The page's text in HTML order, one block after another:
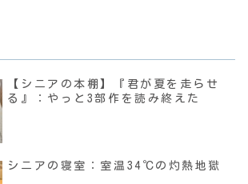
【シニアの本棚】『君が夏を走らせ
る』：やっと3部作を読み終えた
シニアの寝室：室温34℃の灼熱地獄